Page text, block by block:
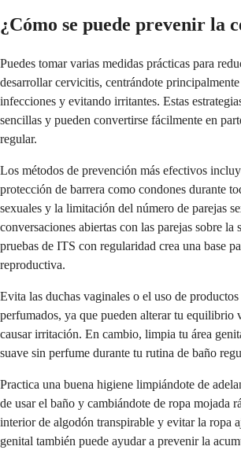
¿Cómo se puede prevenir la
Puedes tomar varias medidas prácticas para
desarrollar cervicitis, centrándote
infecciones y evitando irritantes. Estas
sencillas y pueden convertirse fácilmente en
regular.
Los métodos de prevención más efectivos
protección de barrera como condones durante
sexuales y la limitación del número de parejas
conversaciones abiertas con las parejas sobre la
pruebas de ITS con regularidad crea una base
reproductiva.
Evita las duchas vaginales o el uso de
perfumados, ya que pueden alterar tu equilibrio
causar irritación. En cambio, limpia tu área
suave sin perfume durante tu rutina de baño
Practica una buena higiene limpiándote de
de usar el baño y cambiándote de ropa mojada
interior de algodón transpirable y evitar la ropa
genital también puede ayudar a prevenir la